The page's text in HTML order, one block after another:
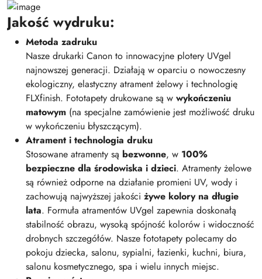
Jakość wydruku:
Metoda zadruku
Nasze drukarki Canon to innowacyjne plotery UVgel
najnowszej generacji. Działają w oparciu o nowoczesny
ekologiczny, elastyczny atrament żelowy i technologię
FLXfinish. Fototapety drukowane są w wykończeniu
matowym (na specjalne zamówienie jest możliwość druku
w wykończeniu błyszczącym).
Atrament i technologia druku
Stosowane atramenty są bezwonne, w 100%
bezpieczne dla środowiska i dzieci. Atramenty żelowe
są również odporne na działanie promieni UV, wody i
zachowują najwyższej jakości żywe kolory na długie
lata. Formuła atramentów UVgel zapewnia doskonałą
stabilność obrazu, wysoką spójność kolorów i widoczność
drobnych szczegółów. Nasze fototapety polecamy do
pokoju dziecka, salonu, sypialni, łazienki, kuchni, biura,
salonu kosmetycznego, spa i wielu innych miejsc.